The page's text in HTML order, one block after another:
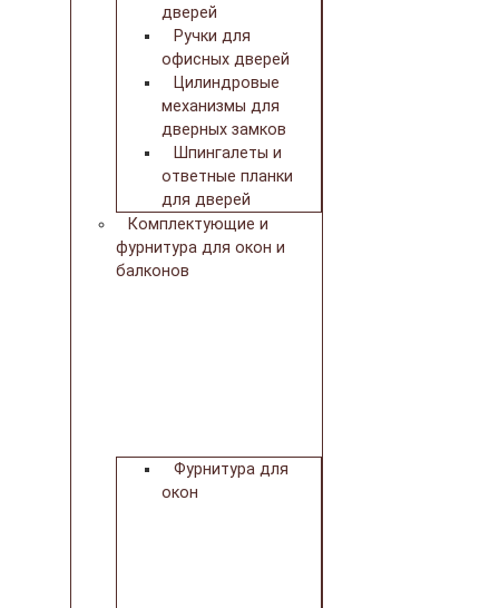
дверей
Ручки для
офисных дверей
Цилиндровые
механизмы для
дверных замков
Шпингалеты и
ответные планки
для дверей
Комплектующие и
фурнитура для окон и
балконов
Фурнитура для
окон